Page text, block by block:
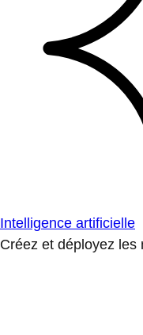
Intelligence artificielle
Créez et déployez les